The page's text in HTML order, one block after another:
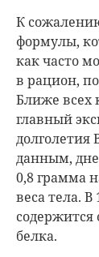
К
формулы,
как часто
в рацион,
Ближе всех
главный
долголетия
данным,
0,8 грамма
веса тела.
содержится
белка.